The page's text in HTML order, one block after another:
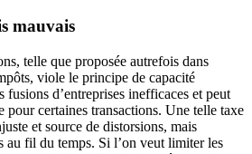
mauvais
telle que proposée autrefois dans
viole le principe de capacité
d’entreprises inefficaces et peut
pour certaines transactions. Une telle taxe
et source de distorsions, mais
au fil du temps. Si l’on veut limiter les